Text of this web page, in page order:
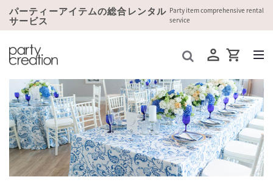
パーティーアイテムの総合レンタル
サービス
Party item comprehensive rental
service